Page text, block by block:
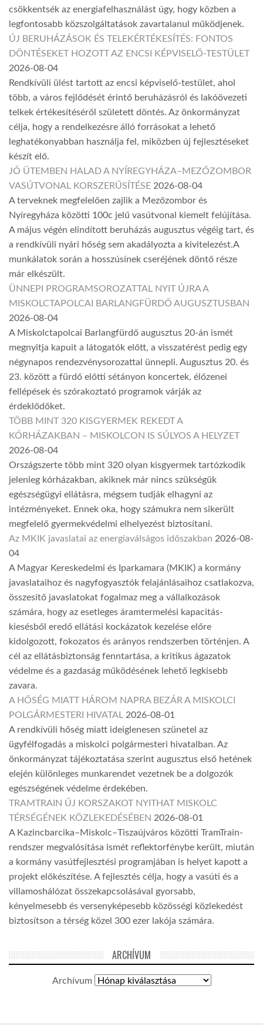
csökkentsék az energiafelhasználást úgy, hogy közben a
legfontosabb közszolgáltatások zavartalanul működjenek.
ÚJ BERUHÁZÁSOK ÉS TELEKÉRTÉKESÍTÉS: FONTOS
DÖNTÉSEKET HOZOTT AZ ENCSI KÉPVISELŐ-TESTÜLET
2026-08-04
Rendkívüli ülést tartott az encsi képviselő-testület, ahol
több, a város fejlődését érintő beruházásról és lakóövezeti
telkek értékesítéséről született döntés. Az önkormányzat
célja, hogy a rendelkezésre álló forrásokat a lehető
leghatékonyabban használja fel, miközben új fejlesztéseket
készít elő.
JÓ ÜTEMBEN HALAD A NYÍREGYHÁZA–MEZŐZOMBOR
VASÚTVONAL KORSZERŰSÍTÉSE 2026-08-04
A terveknek megfelelően zajlik a Mezőzombor és
Nyíregyháza közötti 100c jelű vasútvonal kiemelt felújítása.
A május végén elindított beruházás augusztus végéig tart, és
a rendkívüli nyári hőség sem akadályozta a kivitelezést.A
munkálatok során a hosszúsínek cseréjének döntő része
már elkészült.
ÜNNEPI PROGRAMSOROZATTAL NYIT ÚJRA A
MISKOLCTAPOLCAI BARLANGFÜRDŐ AUGUSZTUSBAN
2026-08-04
A Miskolctapolcai Barlangfürdő augusztus 20-án ismét
megnyitja kapuit a látogatók előtt, a visszatérést pedig egy
négynapos rendezvénysorozattal ünnepli. Augusztus 20. és
23. között a fürdő előtti sétányon koncertek, élőzenei
fellépések és szórakoztató programok várják az
érdeklődőket.
TÖBB MINT 320 KISGYERMEK REKEDT A
KÓRHÁZAKBAN – MISKOLCON IS SÚLYOS A HELYZET
2026-08-04
Országszerte több mint 320 olyan kisgyermek tartózkodik
jelenleg kórházakban, akiknek már nincs szükségük
egészségügyi ellátásra, mégsem tudják elhagyni az
intézményeket. Ennek oka, hogy számukra nem sikerült
megfelelő gyermekvédelmi elhelyezést biztosítani.
Az MKIK javaslatai az energiaválságos időszakban 2026-08-
04
A Magyar Kereskedelmi és Iparkamara (MKIK) a kormány
javaslataihoz és nagyfogyasztók felajánlásaihoz csatlakozva,
összesítő javaslatokat fogalmaz meg a vállalkozások
számára, hogy az esetleges áramtermelési kapacitás-
kiesésből eredő ellátási kockázatok kezelése előre
kidolgozott, fokozatos és arányos rendszerben történjen. A
cél az ellátásbiztonság fenntartása, a kritikus ágazatok
védelme és a gazdaság működésének lehető legkisebb
zavara.
A HŐSÉG MIATT HÁROM NAPRA BEZÁR A MISKOLCI
POLGÁRMESTERI HIVATAL 2026-08-01
A rendkívüli hőség miatt ideiglenesen szünetel az
ügyfélfogadás a miskolci polgármesteri hivatalban. Az
önkormányzat tájékoztatása szerint augusztus első hetének
elején különleges munkarendet vezetnek be a dolgozók
egészségének védelme érdekében.
TRAMTRAIN ÚJ KORSZAKOT NYITHAT MISKOLC
TÉRSÉGÉNEK KÖZLEKEDÉSÉBEN 2026-08-01
A Kazincbarcika–Miskolc–Tiszaújváros közötti TramTrain-
rendszer megvalósítása ismét reflektorfénybe került, miután
a kormány vasútfejlesztési programjában is helyet kapott a
projekt előkészítése. A fejlesztés célja, hogy a vasúti és a
villamoshálózat összekapcsolásával gyorsabb,
kényelmesebb és versenyképesebb közösségi közlekedést
biztosítson a térség közel 300 ezer lakója számára.
ARCHÍVUM
Archívum